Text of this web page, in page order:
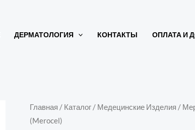
ДЕРМАТОЛОГИЯ КОНТАКТЫ ОПЛАТА И
Главная / Каталог / Медецинские Изделия /
(Merocel)
Количество
товара